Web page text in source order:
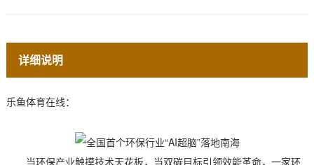
详细说明
乐鱼体育在线：
当环保产业触摸技术天花板，当双碳目标引领效能革命，一家环